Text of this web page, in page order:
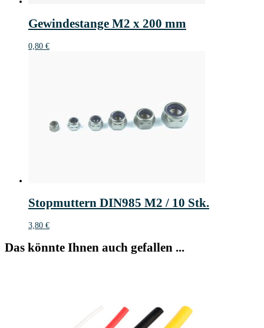
Gewindestange M2 x 200 mm
0,80 €
Stopmuttern DIN985 M2 / 10 Stk.
3,80 €
Das könnte Ihnen auch gefallen ...